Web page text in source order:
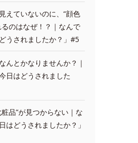
えていないのに、“顔色
のはなぜ！？｜なんで
うされましたか？」#5
んとかなりませんか？｜
日はどうされました
品”が見つからない｜な
はどうされましたか？」